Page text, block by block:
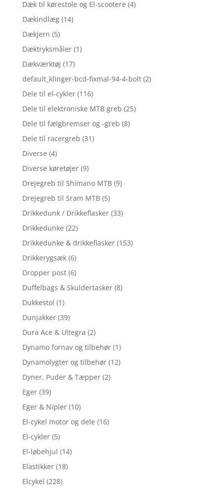
Dæk til kørestole og El-scootere (4)
Dækindlæg (14)
Dækjern (5)
Dæktryksmåler (1)
Dækværktøj (17)
default_klinger-bcd-fixmal-94-4-bolt (2)
Dele til el-cykler (116)
Dele til elektroniske MTB greb (25)
Dele til fælgbremser og -greb (8)
Dele til racergreb (31)
Diverse (4)
Diverse køretøjer (9)
Drejegreb til Shimano MTB (9)
Drejegreb til Sram MTB (5)
Drikkedunk / Drikkeflasker (33)
Drikkedunke (22)
Drikkedunke & drikkeflasker (153)
Drikkerygsæk (6)
Dropper post (6)
Duffelbags & Skuldertasker (8)
Dukkestol (1)
Dunjakker (39)
Dura Ace & Ultegra (2)
Dynamo fornav og tilbehør (1)
Dynamolygter og tilbehør (12)
Dyner, Puder & Tæpper (2)
Eger (39)
Eger & Nipler (10)
El-cykel motor og dele (16)
El-cykler (5)
El-løbehjul (14)
Elastikker (18)
Elcykel (228)